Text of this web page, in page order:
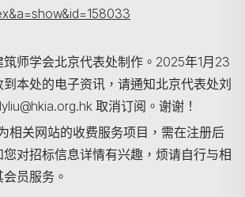
师学会北京代表处制作。2025年1月23
到本处的电子资讯，请通知北京代表处刘
取消订阅。谢谢！
相关网站的收费服务项目，需在注册后
对招标信息详情有兴趣，烦请自行与相
员服务。